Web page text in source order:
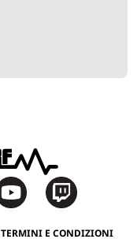
TERMINI E CONDIZIONI